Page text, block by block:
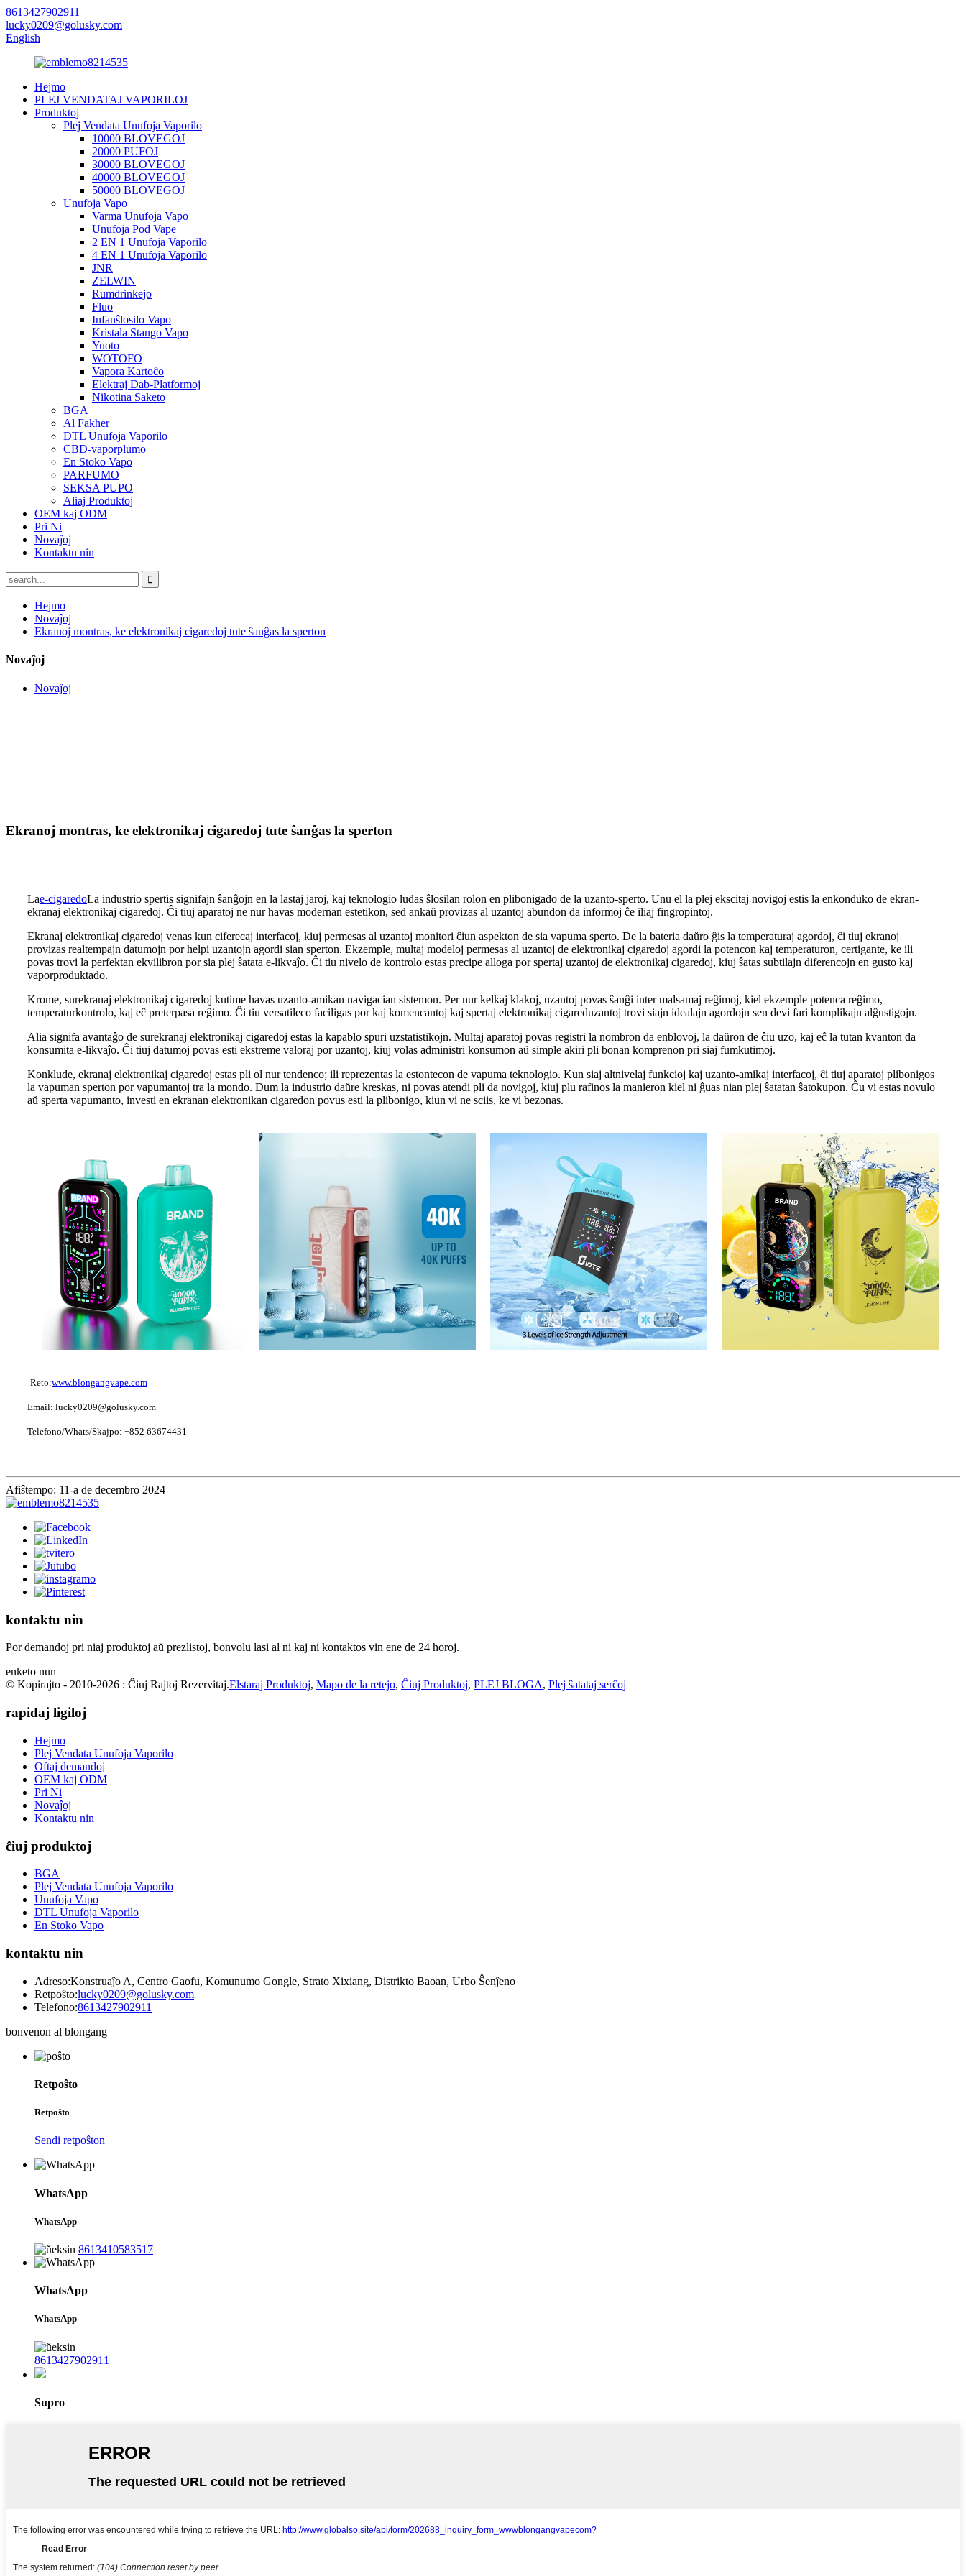
8613427902911
lucky0209@golusky.com
English
Hejmo
PLEJ VENDATAJ VAPORILOJ
Produktoj
Plej Vendata Unufoja Vaporilo
10000 BLOVEGOJ
20000 PUFOJ
30000 BLOVEGOJ
40000 BLOVEGOJ
50000 BLOVEGOJ
Unufoja Vapo
Varma Unufoja Vapo
Unufoja Pod Vape
2 EN 1 Unufoja Vaporilo
4 EN 1 Unufoja Vaporilo
JNR
ZELWIN
Rumdrinkejo
Fluo
Infanŝlosilo Vapo
Kristala Stango Vapo
Yuoto
WOTOFO
Vapora Kartoĉo
Elektraj Dab-Platformoj
Nikotina Saketo
BGA
Al Fakher
DTL Unufoja Vaporilo
CBD-vaporplumo
En Stoko Vapo
PARFUMO
SEKSA PUPO
Aliaj Produktoj
OEM kaj ODM
Pri Ni
Novaĵoj
Kontaktu nin
Hejmo
Novaĵoj
Ekranoj montras, ke elektronikaj cigaredoj tute ŝanĝas la sperton
Novaĵoj
Novaĵoj
Ekranoj montras, ke elektronikaj cigaredoj tute ŝanĝas la sperton
Lae-cigaredoLa industrio spertis signifajn ŝanĝojn en la lastaj jaroj, kaj teknologio ludas ŝlosilan rolon en plibonigado de la uzanto-sperto. Unu el la plej ekscitaj novigoj estis la enkonduko de ekran-
ekranaj elektronikaj cigaredoj. Ĉi tiuj aparatoj ne nur havas modernan estetikon, sed ankaŭ provizas al uzantoj abundon da informoj ĉe iliaj fingropintoj.
Ekranaj elektronikaj cigaredoj venas kun ciferecaj interfacoj, kiuj permesas al uzantoj monitori ĉiun aspekton de sia vapuma sperto. De la bateria daŭro ĝis la temperaturaj agordoj, ĉi tiuj ekranoj
provizas realtempajn datumojn por helpi uzantojn agordi sian sperton. Ekzemple, multaj modeloj permesas al uzantoj de elektronikaj cigaredoj agordi la potencon kaj temperaturon, certigante, ke ili
povas trovi la perfektan ekvilibron por sia plej ŝatata e-likvaĵo. Ĉi tiu nivelo de kontrolo estas precipe alloga por spertaj uzantoj de elektronikaj cigaredoj, kiuj ŝatas subtilajn diferencojn en gusto kaj
vaporproduktado.
Krome, surekranaj elektronikaj cigaredoj kutime havas uzanto-amikan navigacian sistemon. Per nur kelkaj klakoj, uzantoj povas ŝanĝi inter malsamaj reĝimoj, kiel ekzemple potenca reĝimo,
temperaturkontrolo, kaj eĉ preterpasa reĝimo. Ĉi tiu versatileco faciligas por kaj komencantoj kaj spertaj elektronikaj cigareduzantoj trovi siajn idealajn agordojn sen devi fari komplikajn alĝustigojn.
Alia signifa avantaĝo de surekranaj elektronikaj cigaredoj estas la kapablo spuri uzstatistikojn. Multaj aparatoj povas registri la nombron da enblovoj, la daŭron de ĉiu uzo, kaj eĉ la tutan kvanton da
konsumita e-likvaĵo. Ĉi tiuj datumoj povas esti ekstreme valoraj por uzantoj, kiuj volas administri konsumon aŭ simple akiri pli bonan komprenon pri siaj fumkutimoj.
Konklude, ekranaj elektronikaj cigaredoj estas pli ol nur tendenco; ili reprezentas la estontecon de vapuma teknologio. Kun siaj altnivelaj funkcioj kaj uzanto-amikaj interfacoj, ĉi tiuj aparatoj plibonigos
la vapuman sperton por vapumantoj tra la mondo. Dum la industrio daŭre kreskas, ni povas atendi pli da novigoj, kiuj plu rafinos la manieron kiel ni ĝuas nian plej ŝatatan ŝatokupon. Ĉu vi estas novulo
aŭ sperta vapumanto, investi en ekranan elektronikan cigaredon povus esti la plibonigo, kiun vi ne sciis, ke vi bezonas.
Reto:www.blongangvape.com
Email: lucky0209@golusky.com
Telefono/Whats/Skajpo: +852 63674431
Afiŝtempo: 11-a de decembro 2024
kontaktu nin
Por demandoj pri niaj produktoj aŭ prezlistoj, bonvolu lasi al ni kaj ni kontaktos vin ene de 24 horoj.
enketo nun
© Kopirajto - 2010-2026 : Ĉiuj Rajtoj Rezervitaj.Elstaraj Produktoj, Mapo de la retejo, Ĉiuj Produktoj, PLEJ BLOGA, Plej ŝatataj serĉoj
rapidaj ligiloj
Hejmo
Plej Vendata Unufoja Vaporilo
Oftaj demandoj
OEM kaj ODM
Pri Ni
Novaĵoj
Kontaktu nin
ĉiuj produktoj
BGA
Plej Vendata Unufoja Vaporilo
Unufoja Vapo
DTL Unufoja Vaporilo
En Stoko Vapo
kontaktu nin
Adreso:Konstruaĵo A, Centro Gaofu, Komunumo Gongle, Strato Xixiang, Distrikto Baoan, Urbo Ŝenĵeno
Retpoŝto:lucky0209@golusky.com
Telefono:8613427902911
bonvenon al blongang
Retpoŝto
Retpoŝto
Sendi retpoŝton
WhatsApp
WhatsApp
8613410583517
WhatsApp
WhatsApp
8613427902911
Supro